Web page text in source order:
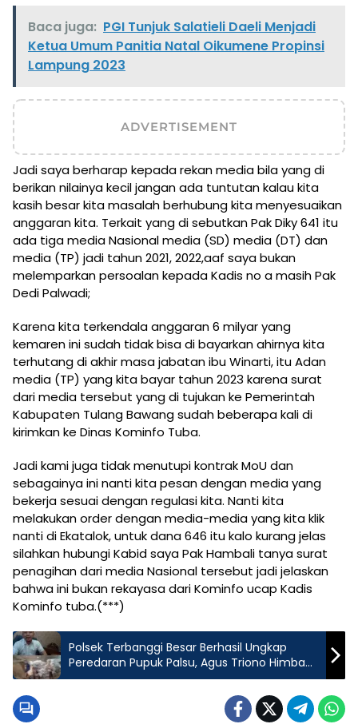
Baca juga: PGI Tunjuk Salatieli Daeli Menjadi
Ketua Umum Panitia Natal Oikumene Propinsi
Lampung 2023
ADVERTISEMENT
Jadi saya berharap kepada rekan media bila yang di
berikan nilainya kecil jangan ada tuntutan kalau kita
kasih besar kita masalah berhubung kita menyesuaikan
anggaran kita. Terkait yang di sebutkan Pak Diky 641 itu
ada tiga media Nasional media (SD) media (DT) dan
media (TP) jadi tahun 2021, 2022,aaf saya bukan
melemparkan persoalan kepada Kadis no a masih Pak
Dedi Palwadi;
Karena kita terkendala anggaran 6 milyar yang
kemaren ini sudah tidak bisa di bayarkan ahirnya kita
terhutang di akhir masa jabatan ibu Winarti, itu Adan
media (TP) yang kita bayar tahun 2023 karena surat
dari media tersebut yang di tujukan ke Pemerintah
Kabupaten Tulang Bawang sudah beberapa kali di
kirimkan ke Dinas Kominfo Tuba.
Jadi kami juga tidak menutupi kontrak MoU dan
sebagainya ini nanti kita pesan dengan media yang
bekerja sesuai dengan regulasi kita. Nanti kita
melakukan order dengan media-media yang kita klik
nanti di Ekatalok, untuk dana 646 itu kalo kurang jelas
silahkan hubungi Kabid saya Pak Hambali tanya surat
penagihan dari media Nasional tersebut jadi jelaskan
bahwa ini bukan rekayasa dari Kominfo ucap Kadis
Kominfo tuba.(***)
Polsek Terbanggi Besar Berhasil Ungkap
Peredaran Pupuk Palsu, Agus Triono Himbau
Petani Agar Berhati-hati Membeli Pupuk